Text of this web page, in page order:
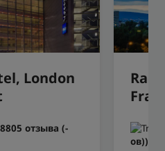
London
отзыва (-
ов))